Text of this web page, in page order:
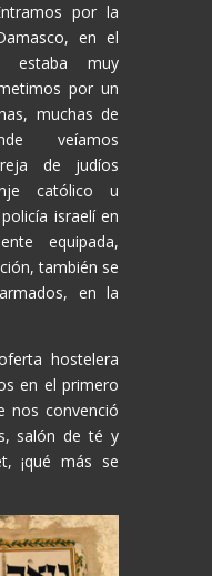
por la
en el
estaba muy
por un
muchas de
veíamos
de judíos
católico u
israelí en
equipada,
también se
en la
hostelera
en el primero
nos convenció
salón de té y
¡qué más se